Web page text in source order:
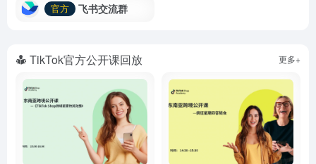
官方 飞书交流群
TikTok官方公开课回放 更多+